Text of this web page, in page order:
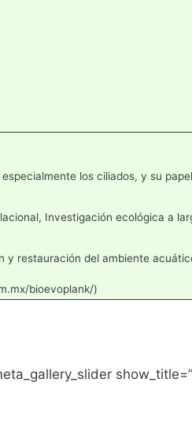
los ciliados, y su
Investigación ecológica a
y restauración del ambiente
bioevoplank/)